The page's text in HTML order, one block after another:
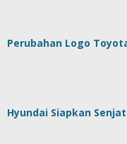
Perubahan Logo
Hyundai Siapkan